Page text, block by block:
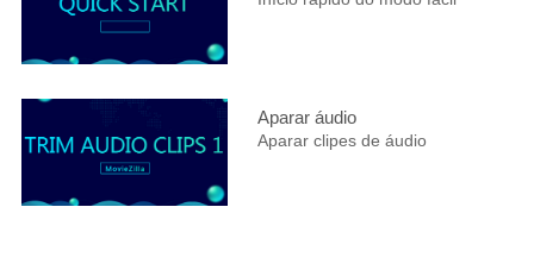
Aparar áudio
Aparar clipes de áudio